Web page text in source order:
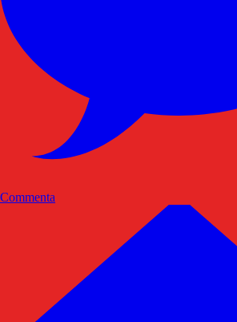
Commenta